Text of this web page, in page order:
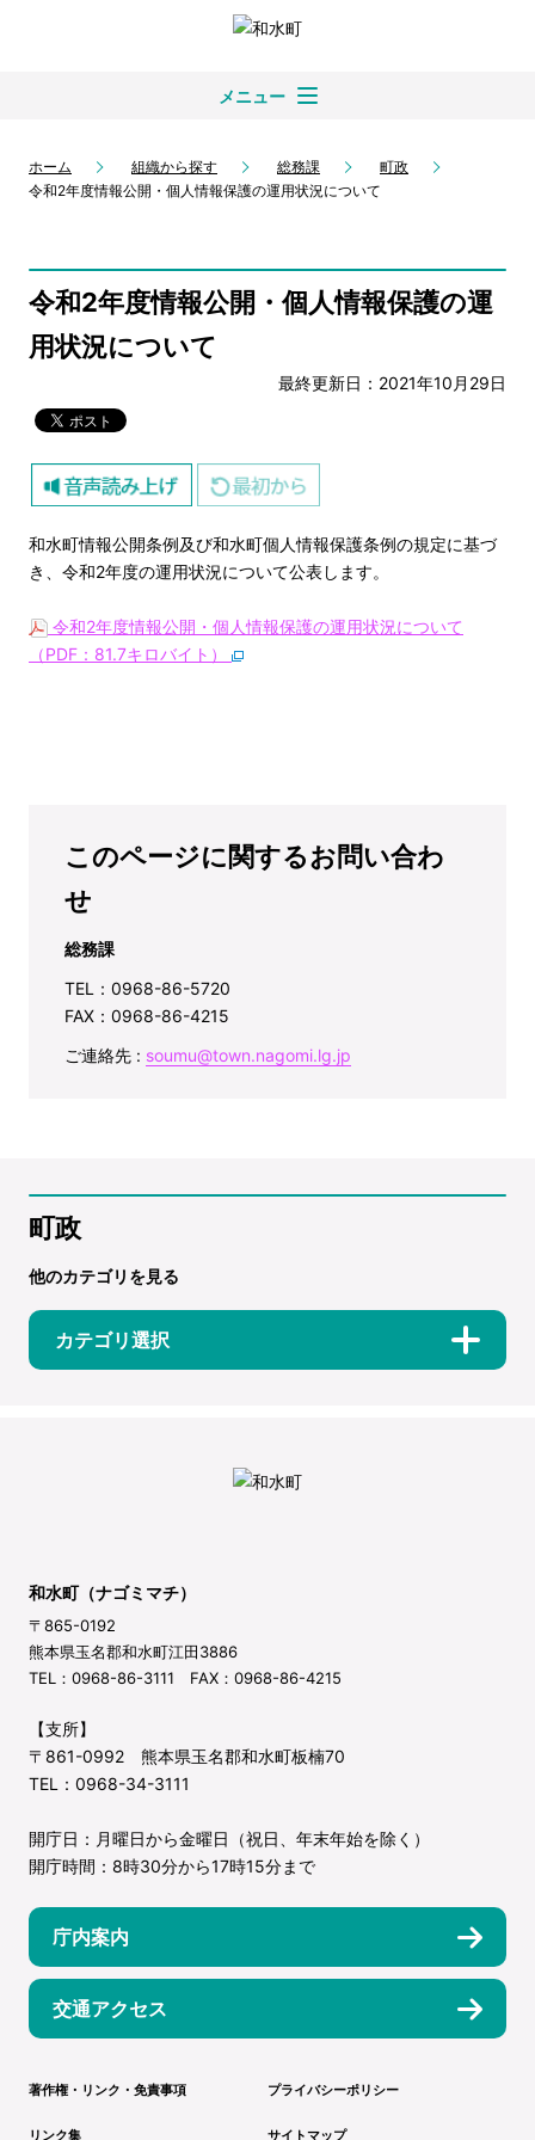
メニュー
ホーム 組織から探す 総務課
町政
令和2年度情報公開・個人情報保護の運用状況について
令和2年度情報公開・個人情報保護の運
用状況について
最終更新日：2021年10月29日
和水町情報公開条例及び和水町個人情報保護条例の規定に基づ
き、令和2年度の運用状況について公表します。
令和2年度情報公開・個人情報保護の運用状況について
（PDF：81.7キロバイト）
このページに関するお問い合わ
せ
総務課
TEL：0968-86-5720
FAX：0968-86-4215
ご連絡先 : soumu@town.nagomi.lg.jp
町政
他のカテゴリを見る
カテゴリ選択
和水町（ナゴミマチ）
〒865-0192
熊本県玉名郡和水町江田3886
TEL：0968-86-3111 FAX：0968-86-4215
【支所】
〒861-0992 熊本県玉名郡和水町板楠70
TEL：0968-34-3111
開庁日：月曜日から金曜日（祝日、年末年始を除く）
開庁時間：8時30分から17時15分まで
庁内案内
交通アクセス
著作権・リンク・免責事項 プライバシーポリシー
リンク集 サイトマップ